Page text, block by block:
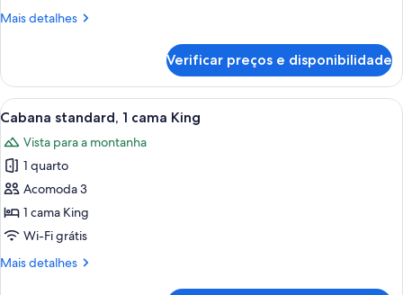
camas
Mais detalhes
Mais
standard,
camas
Verificar preços e disponibilidade
Carrega
todas
as
fotos
de
Cabana
standard,
cama
Quarto de cabana de madeira com
7
Cabana standard, 1 cama King
Vista para a montanha
1 quarto
Acomoda 3
1 cama King
Wi-Fi grátis
Mais detalhes
Mais